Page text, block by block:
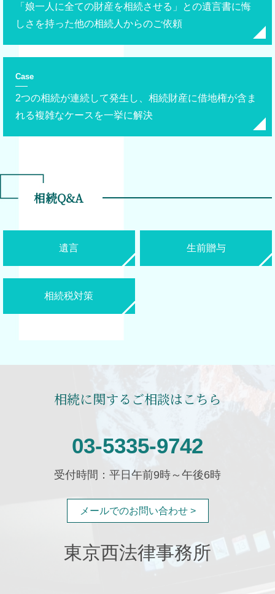
「娘一人に全ての財産を相続させる」との遺言書に悔
しさを持った他の相続人からのご依頼
Case
2つの相続が連続して発生し、相続財産に借地権が含ま
れる複雑なケースを一挙に解決
相続Q&A
遺言 生前贈与
相続税対策
相続に関するご相談はこちら
03-5335-9742
受付時間：平日午前9時～午後6時
メールでのお問い合わせ >
東京西法律事務所